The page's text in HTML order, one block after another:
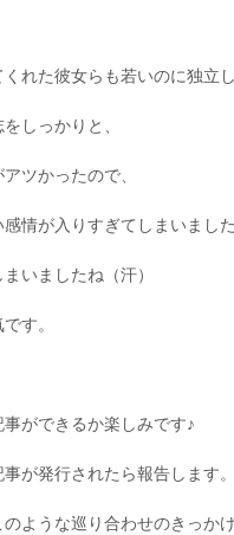
れた彼女らも若いのに独立
をしっかりと、
ツかったので、
情が入りすぎてしまいまし
いましたね（汗）
す。
事ができるか楽しみです♪
事が発行されたら報告します。
ような巡り合わせのきっか